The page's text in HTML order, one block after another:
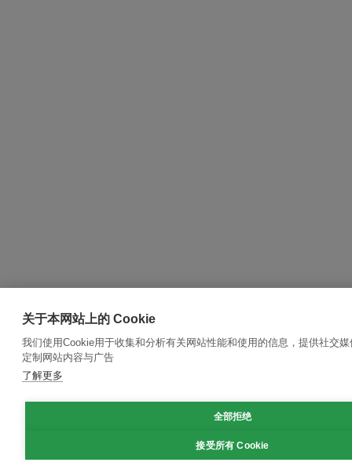
关于本网站上的 Cookie
我们使用Cookie用于收集和分析有关网站性能和使用的信息，提供社交
定制网站内容与广告
了解更多
全部拒绝
接受所有 Cookie